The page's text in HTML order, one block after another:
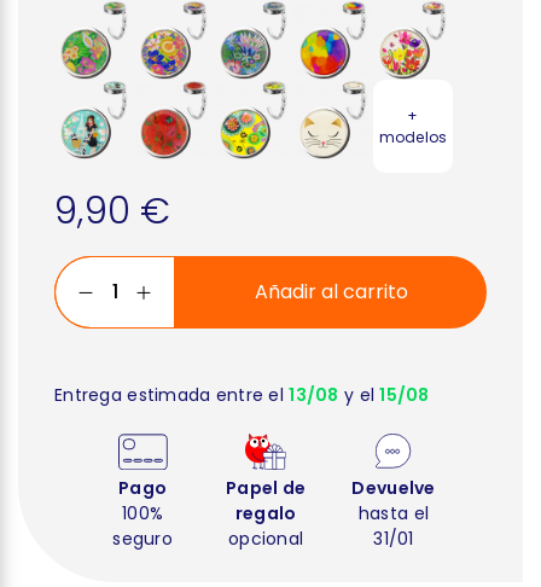
+
modelos
9,90 €
Añadir al carrito
Entrega estimada entre el13/08 y el15/08
Pago
100%
seguro
Papel de
regalo
opcional
Devuelve
hasta el
31/01